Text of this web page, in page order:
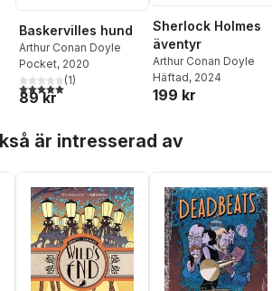
antal röster:
Baskervilles hund
Arthur Conan Doyle
Pocket, 2020
5,0utav 5 stjärnor. Totalt antal röster:
(1)
89 kr
Sherlock Holmes
äventyr
Arthur Conan Doyle
Häftad, 2024
199 kr
är intresserad av